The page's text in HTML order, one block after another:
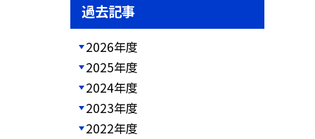
過去記事
2026年度
2025年度
2024年度
2023年度
2022年度